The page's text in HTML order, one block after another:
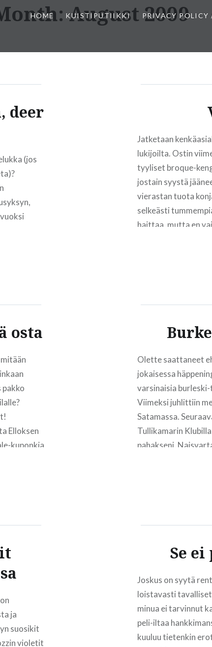
HOME KUISTIPUTIIKKI PRIVACY
August 2009
deer
(jos
Jatketaan
lukijoilta. Ostin
tyyliset broque-
jostain syystä
vierastan tuota
selkeästi
haittaa, mutta en
osta
pakko
Elloksen
kuponkia
Olette saattaneet
jokaisessa
varsinaisia
Viimeksi juhlittiin
Satamassa.
Tullikamarin
pahakseni.
ja
suosikit
violetit
Se
Joskus on syytä
loistavasti
minua ei tarvinnut
peli-iltaa
kuuluu tietenkin